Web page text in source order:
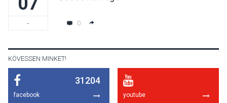
KULTÚRA
- 0
KÖVESSEN MINKET!
31204
facebook youtube